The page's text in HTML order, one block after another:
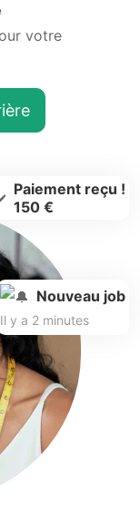
votre
Paiement reçu !
150 €
Nouveau job
Il y a 2 minutes